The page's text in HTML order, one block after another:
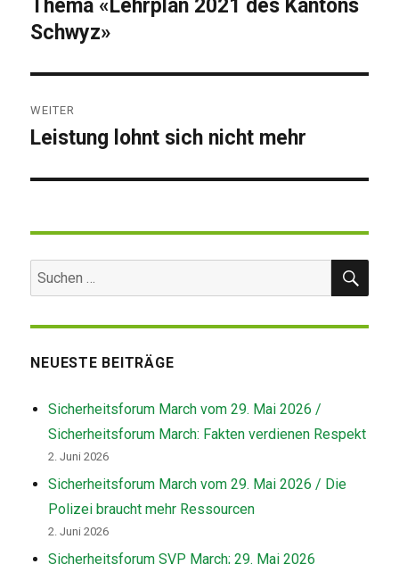
Thema «Lehrplan 2021 des Kantons
Schwyz»
WEITER
Nächster
Leistung lohnt sich nicht mehr
Suchen
nach:
NEUESTE BEITRÄGE
Sicherheitsforum March vom 29. Mai 2026 /
Sicherheitsforum March: Fakten verdienen Respekt
2. Juni 2026
Sicherheitsforum March vom 29. Mai 2026 / Die
Polizei braucht mehr Ressourcen
2. Juni 2026
Sicherheitsforum SVP March; 29. Mai 2026